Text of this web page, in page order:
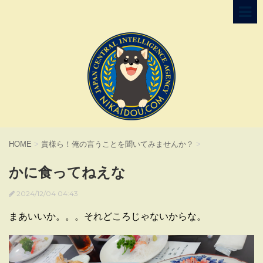
HOME > 貴様ら！俺の言うことを聞いてみませんか？ >
かに食ってねえな
2024/12/04 04:43
まあいいか。。。それどころじゃないからな。